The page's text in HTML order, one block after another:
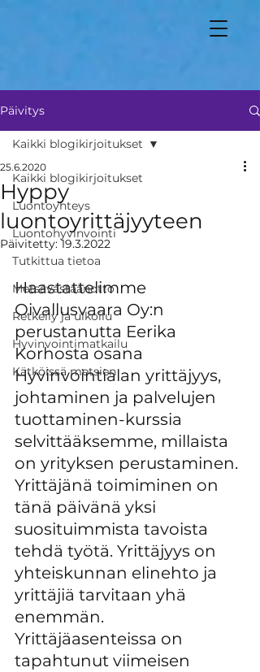
Päivitys
Kaikki blogikirjoitukset
Luontoyhteys
Luontohyvinvointi
Tutkittua tietoa
Metsävastaanotto
Retkeily ja ulkoilu
Hyvinvointimatkailu
Kätköissä metsien
Kaikki blogikirjoitukset
Hyppy
luontoyrittäjyyteen
25.6.2020
Päivitetty:19.3.2022
Haastattelimme
Oivallusvaara Oy:n
perustanutta Eerika
Korhosta osana
Hyvinvointialan yrittäjyys,
johtaminen ja palvelujen
tuottaminen-kurssia
selvittääksemme, millaista
on yrityksen perustaminen.
Yrittäjänä toimiminen on
tänä päivänä yksi
suosituimmista tavoista
tehdä työtä. Yrittäjyys on
yhteiskunnan elinehto ja
yrittäjiä tarvitaan yhä
enemmän.
Yrittäjäasenteissa on
tapahtunut viimeisen